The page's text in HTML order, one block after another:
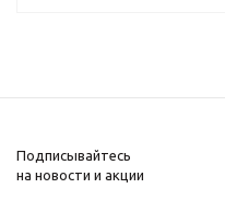
Подписывайтесь
на новости и акции